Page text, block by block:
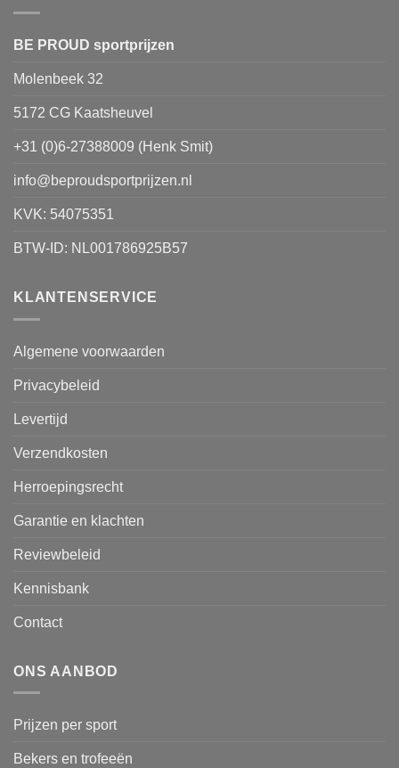
BE PROUD sportprijzen
Molenbeek 32
5172 CG Kaatsheuvel
+31 (0)6-27388009 (Henk Smit)
info@beproudsportprijzen.nl
KVK: 54075351
BTW-ID: NL001786925B57
KLANTENSERVICE
Algemene voorwaarden
Privacybeleid
Levertijd
Verzendkosten
Herroepingsrecht
Garantie en klachten
Reviewbeleid
Kennisbank
Contact
ONS AANBOD
Prijzen per sport
Bekers en trofeeën